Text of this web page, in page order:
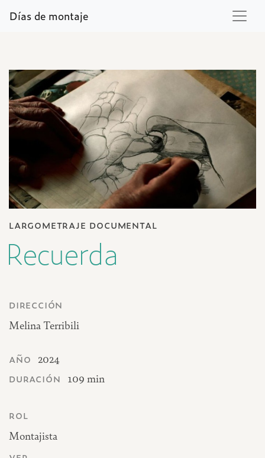
Días de montaje
largometraje documental
Recuerda
dirección
Melina Terribili
año 2024
duración 109 min
rol
Montajista